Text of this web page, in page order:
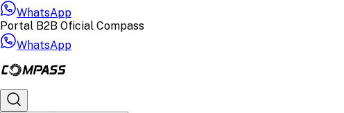
WhatsApp
Portal B2B Oficial Compass
WhatsApp